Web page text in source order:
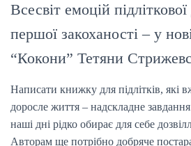
Всесвіт емоцій
першої закоханості – у
“Кокони” Тетяни
Написати книжку для підлітків, які
доросле життя – надскладне
наші дні рідко обирає для себе
Авторам ще потрібно добряче